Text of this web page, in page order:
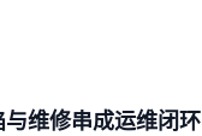
维修串成运维闭环